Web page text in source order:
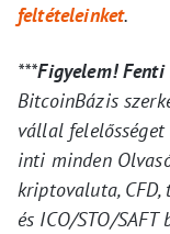
feltételeinket.
***Figyelem! Fenti
BitcoinBázis
vállal
inti minden
kriptovaluta, CFD,
és ICO/STO/